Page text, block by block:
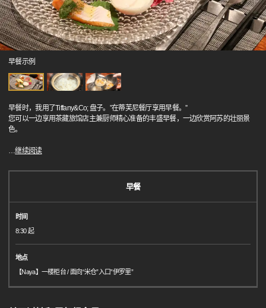
早餐示例
早餐时，我用了Tiffany&Co; 盘子。”在蒂芙尼餐厅享用早餐。”
您可以一边享用茶藏旅馆店主兼厨师精心准备的丰盛早餐，一边欣赏阿苏的壮丽景
色。
…继续阅读
早餐
时间
8:30 起
地点
【Naya】一楼柜台 / 面向“米仓”入口”伊罗里”